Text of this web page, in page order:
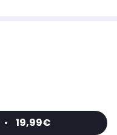
• 19,99€